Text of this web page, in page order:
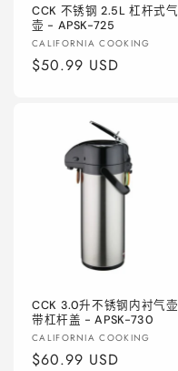
CCK 不锈钢 2.5L 杠杆式气
壶 - APSK-725
厂
商：
CALIFORNIA COOKING
常
$50.99 USD
CCK 3.0升不锈钢内衬气壶
带杠杆盖 - APSK-730
厂
商：
CALIFORNIA COOKING
常
$60.99 USD